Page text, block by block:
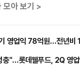
모아 보기 >
영업익 78억원…전년비
충"…롯데웰푸드, 2Q 영